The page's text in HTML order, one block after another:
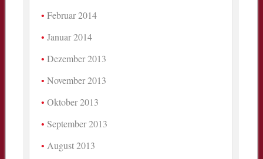
Februar 2014
Januar 2014
Dezember 2013
November 2013
Oktober 2013
September 2013
August 2013